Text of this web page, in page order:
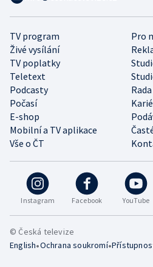
Instagram Facebook YouTube
TV program
Pro
Živé vysílání
TV poplatky
Teletext
Podcasty
Počasí
E-shop
Mobilní a TV aplikace
Vše o ČT
© Česká televize
English•Ochrana soukromí•